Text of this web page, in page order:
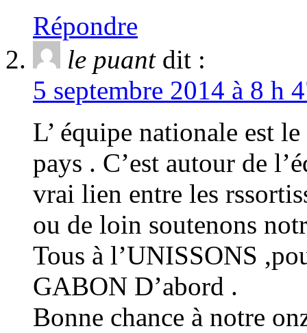
Répondre
le puant dit :
5 septembre 2014 à 8 h
L’ équipe nationale est
pays . C’est autour de
vrai lien entre les
ou de loin soutenons
Tous à l’UNISSONS
GABON D’abord .
Bonne chance à notre